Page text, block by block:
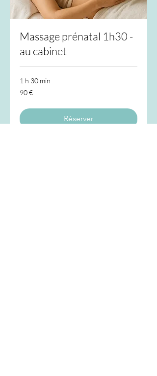
Massage prénatal 1h30 -
au cabinet
1 h 30 min
90
euros
90 €
Réserver